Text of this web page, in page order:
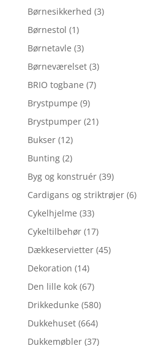
Børnesikkerhed (3)
Børnestol (1)
Børnetavle (3)
Børneværelset (3)
BRIO togbane (7)
Brystpumpe (9)
Brystpumper (21)
Bukser (12)
Bunting (2)
Byg og konstruér (39)
Cardigans og striktrøjer (6)
Cykelhjelme (33)
Cykeltilbehør (17)
Dækkeservietter (45)
Dekoration (14)
Den lille kok (67)
Drikkedunke (580)
Dukkehuset (664)
Dukkemøbler (37)